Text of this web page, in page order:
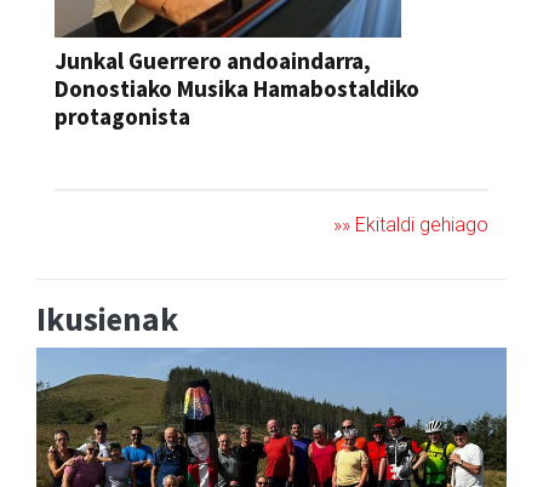
Junkal Guerrero andoaindarra,
Donostiako Musika Hamabostaldiko
protagonista
»» Ekitaldi gehiago
Ikusienak